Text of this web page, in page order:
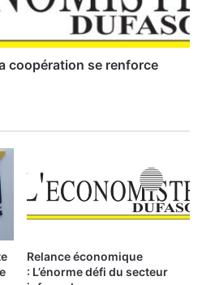
coopération se renforce
Relance économique
: L’énorme défi du secteur